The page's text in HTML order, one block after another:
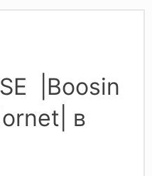
|Boosin
в